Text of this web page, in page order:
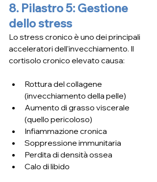
8. Pilastro 5: Gestione
dello stress
Lo stress cronico è uno dei principali
acceleratori dell'invecchiamento. Il
cortisolo cronico elevato causa:
Rottura del collagene
(invecchiamento della pelle)
Aumento di grasso viscerale
(quello pericoloso)
Infiammazione cronica
Soppressione immunitaria
Perdita di densità ossea
Calo di libido